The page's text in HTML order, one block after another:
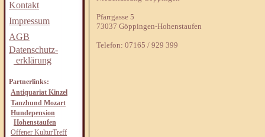
Kontakt
Impressum
AGB
Datenschutz-
erklärung
Partnerlinks:
Antiquariat Kinzel
Tanzhund Mozart
Hundepension
Hohenstaufen
Offener KulturTreff
Pfarrgasse 5
73037 Göppingen-Hohenstaufen
Telefon: 07165 / 929 399